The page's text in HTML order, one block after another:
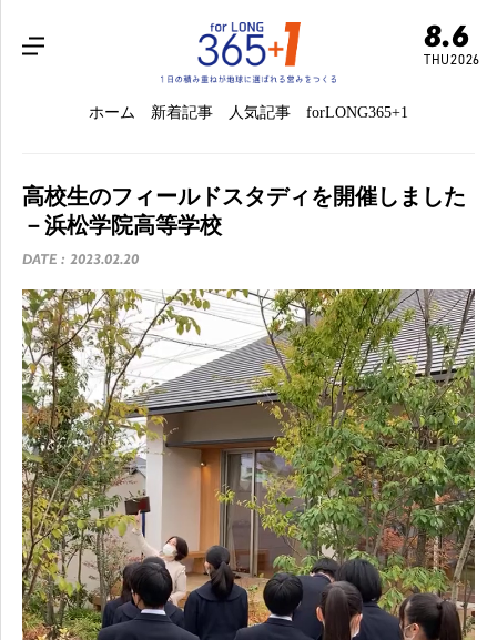
8.6
THU2026
ホーム 新着記事 人気記事 forLONG365+1
高校生のフィールドスタディを開催しました
－浜松学院高等学校
DATE : 2023.02.20